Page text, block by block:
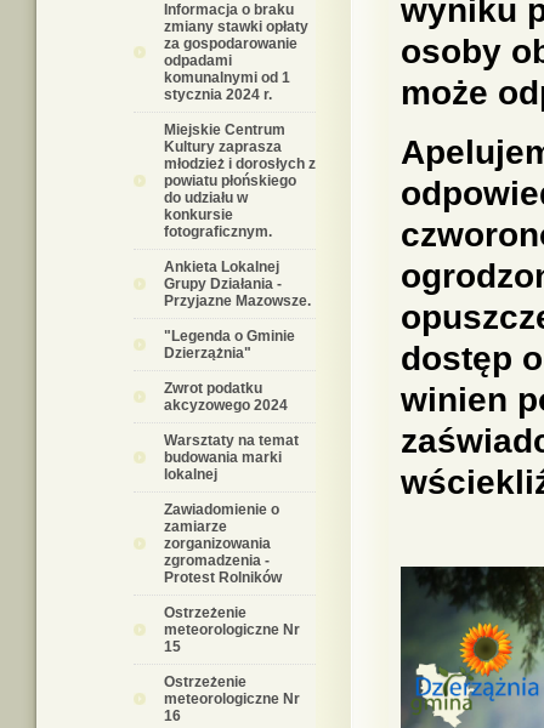
Informacja o braku
zmiany stawki opłaty
za gospodarowanie
odpadami
komunalnymi od 1
stycznia 2024 r.
Miejskie Centrum
Kultury zaprasza
młodzież i dorosłych z
powiatu płońskiego
do udziału w
konkursie
fotograficznym.
Ankieta Lokalnej
Grupy Działania -
Przyjazne Mazowsze.
"Legenda o Gminie
Dzierzążnia"
Zwrot podatku
akcyzowego 2024
Warsztaty na temat
budowania marki
lokalnej
Zawiadomienie o
zamiarze
zorganizowania
zgromadzenia -
Protest Rolników
Ostrzeżenie
meteorologiczne Nr
15
Ostrzeżenie
meteorologiczne Nr
16
wyniku
osoby
może
dostęp
winien